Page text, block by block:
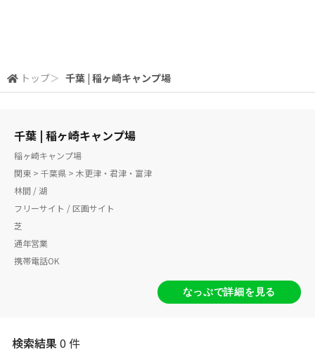
トップ＞ 千葉 | 稲ヶ崎キャンプ場
千葉 | 稲ヶ崎キャンプ場
稲ヶ崎キャンプ場
関東 > 千葉県 > 木更津・君津・富津
林間 / 湖
フリーサイト / 区画サイト
芝
通年営業
携帯電話OK
なっぷで詳細を見る
検索結果0 件